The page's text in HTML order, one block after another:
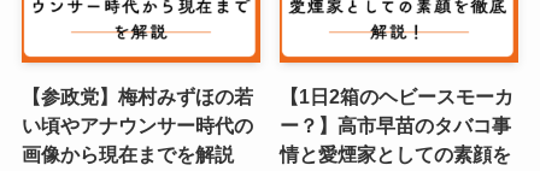
【参政党】梅村みずほの若
い頃やアナウンサー時代の
画像から現在までを解説
【1日2箱のヘビースモーカ
ー？】高市早苗のタバコ事
情と愛煙家としての素顔を